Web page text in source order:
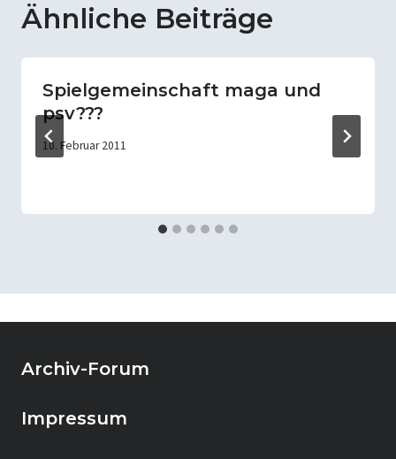
Ähnliche Beiträge
Spielgemeinschaft maga und
psv???
10. Februar 2011
Archiv-Forum
Impressum